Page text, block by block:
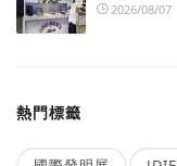
2026/08/07
熱門標籤